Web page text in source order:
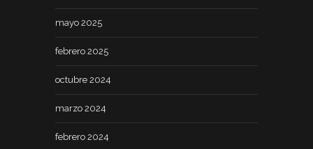
mayo 2025
febrero 2025
octubre 2024
marzo 2024
febrero 2024